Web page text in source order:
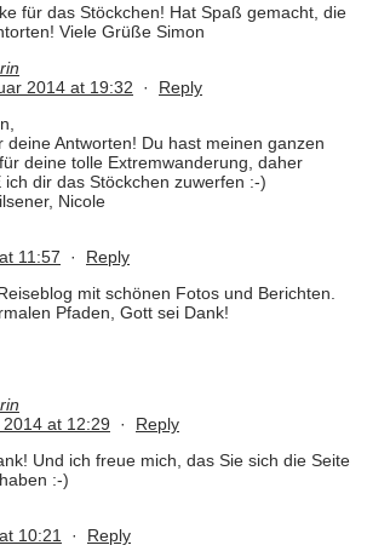
für das Stöckchen! Hat Spaß gemacht, die
Viele Grüße Simon
2014 at 19:32 · Reply
deine Antworten! Du hast meinen ganzen
deine tolle Extremwanderung, daher
ich dir das Stöckchen zuwerfen :-)
Nicole
11:57 · Reply
mit schönen Fotos und Berichten.
Pfaden, Gott sei Dank!
at 12:29 · Reply
Und ich freue mich, das Sie sich die Seite
:-)
10:21 · Reply